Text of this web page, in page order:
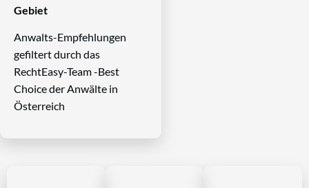
Gebiet
Anwalts-Empfehlungen
gefiltert durch das
RechtEasy-Team -Best
Choice der Anwälte in
Österreich